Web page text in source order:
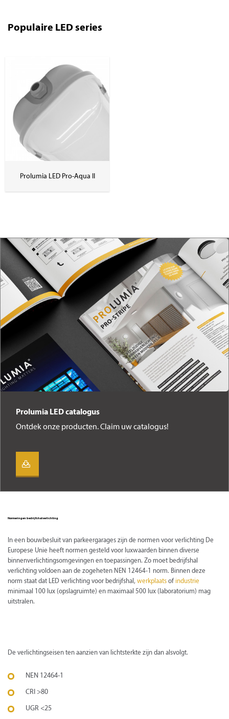
Populaire LED series
Prolumia LED Pro-Aqua II
Prolumia LED catalogus
Ontdek onze producten. Claim uw catalogus!
Normeringen bedrijfshalverlichting
In een bouwbesluit van parkeergarages zijn de normen voor verlichting De
Europese Unie heeft normen gesteld voor luxwaarden binnen diverse
binnenverlichtingsomgevingen en toepassingen. Zo moet bedrijfshal
verlichting voldoen aan de zogeheten NEN 12464-1 norm. Binnen deze
norm staat dat LED verlichting voor bedrijfshal, werkplaats of industrie
minimaal 100 lux (opslagruimte) en maximaal 500 lux (laboratorium) mag
uitstralen.
De verlichtingseisen ten aanzien van lichtsterkte zijn dan alsvolgt.
NEN 12464-1
CRI >80
UGR <25